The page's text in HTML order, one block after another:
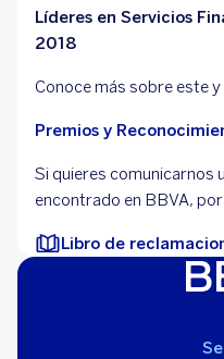
Líderes en Servicios
2018
Conoce más sobre este
Premios y
Si quieres comunicarnos
encontrado en BBVA,
Libro de